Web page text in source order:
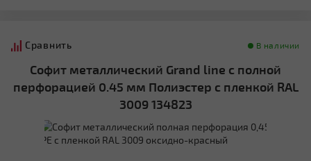
Сравнить В наличии
Софит металлический Grand line с полной
перфорацией 0.45 мм Полиэстер с пленкой RAL
3009 134823